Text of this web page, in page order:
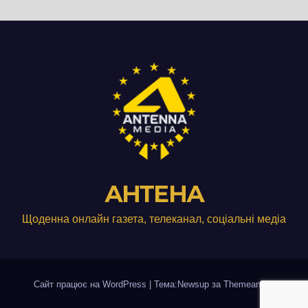
АНТЕНА
Щоденна онлайн газета, телеканал, соціальні медіа
Сайт працює на WordPress Тема:Newsup за Themeansar